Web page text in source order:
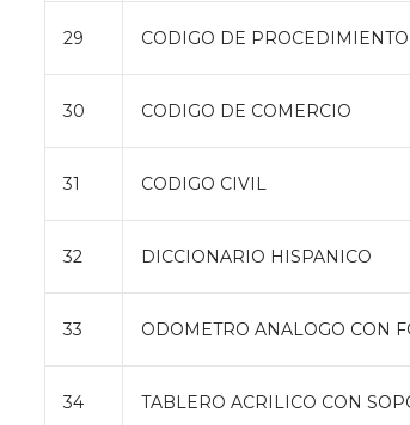
29 CODIGO DE
30 CODIGO DE COMERCIO
31 CODIGO CIVIL
32 DICCIONARIO HISPANICO
33 ODOMETRO ANALOGO CON
34 TABLERO ACRILICO CON